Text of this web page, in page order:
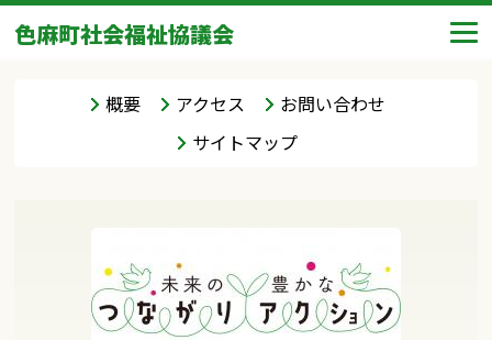
色麻町社会福祉協議会
概要 アクセス
お問い合わせ
サイトマップ